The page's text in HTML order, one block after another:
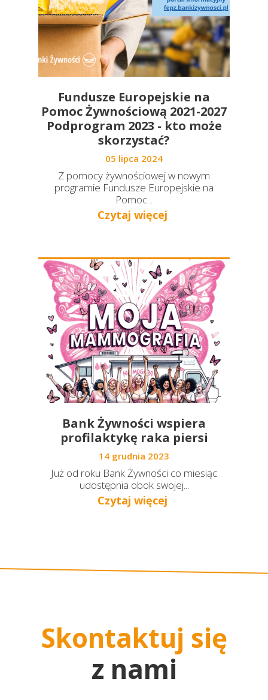
Fundusze Europejskie na
Pomoc Żywnościową 2021-2027
Podprogram 2023 - kto może
skorzystać?
05 lipca 2024
Z pomocy żywnościowej w nowym
programie Fundusze Europejskie na
Pomoc...
Czytaj więcej
Bank Żywności wspiera
profilaktykę raka piersi
14 grudnia 2023
Już od roku Bank Żywności co miesiąc
udostępnia obok swojej...
Czytaj więcej
Skontaktuj się
z nami